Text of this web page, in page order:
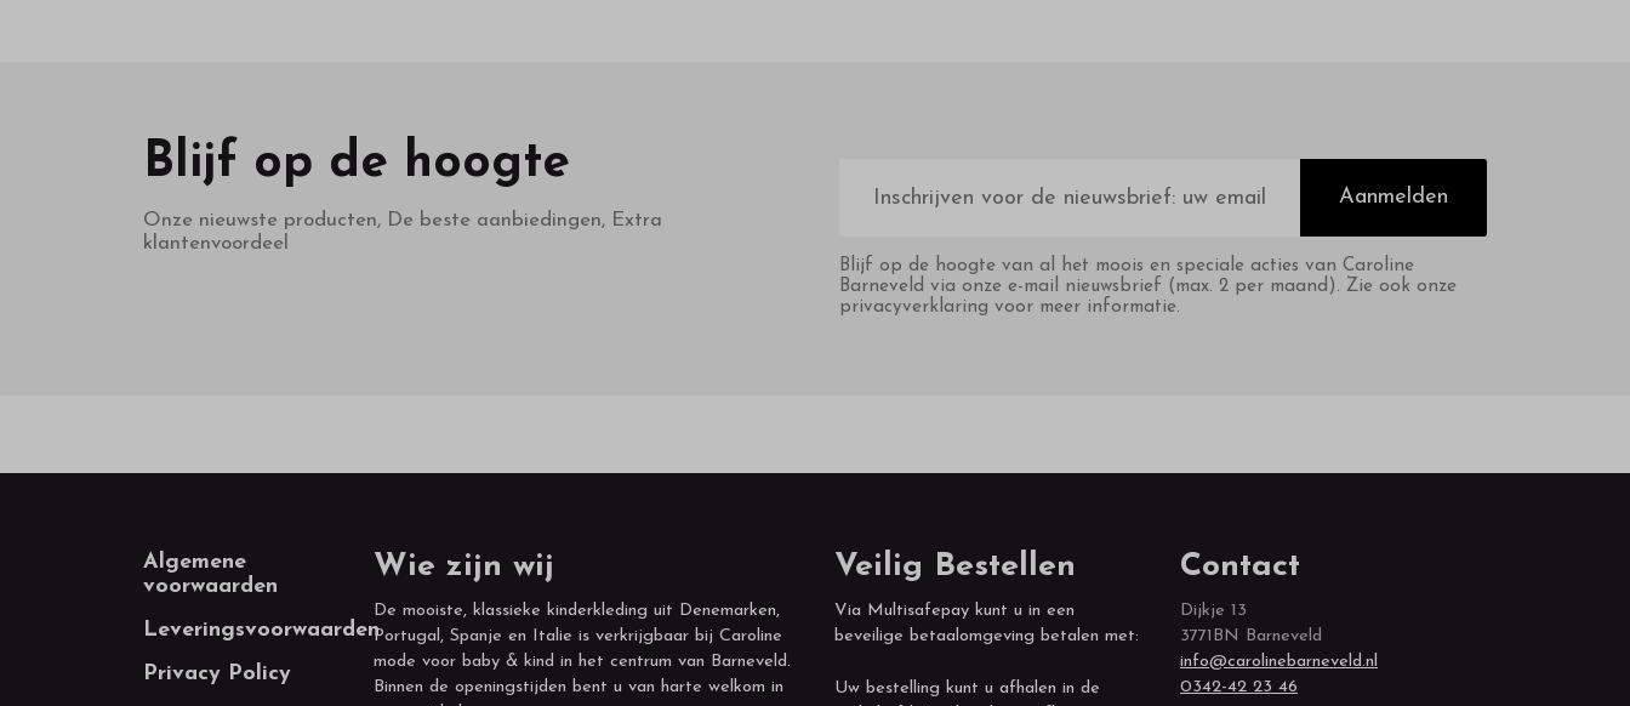
Blijf op de hoogte
Onze nieuwste producten, De beste aanbiedingen, Extra
klantenvoordeel
mailadres
Aanmelden
Blijf op de hoogte van al het moois en speciale acties van Caroline
Barneveld via onze e-mail nieuwsbrief (max. 2 per maand). Zie ook onze
privacyverklaring voor meer informatie.
Footer
Algemene
voorwaarden
Leveringsvoorwaarden
Privacy Policy
Wie zijn wij
De mooiste, klassieke kinderkleding uit Denemarken,
Portugal, Spanje en Italie is verkrijgbaar bij Caroline
mode voor baby & kind in het centrum van Barneveld.
Binnen de openingstijden bent u van harte welkom in
Veilig Bestellen
Via Multisafepay kunt u in een
beveilige betaalomgeving betalen met:
Uw bestelling kunt u afhalen in de
Contact
Dijkje 13
3771BN Barneveld
info@carolinebarneveld.nl
0342-42 23 46